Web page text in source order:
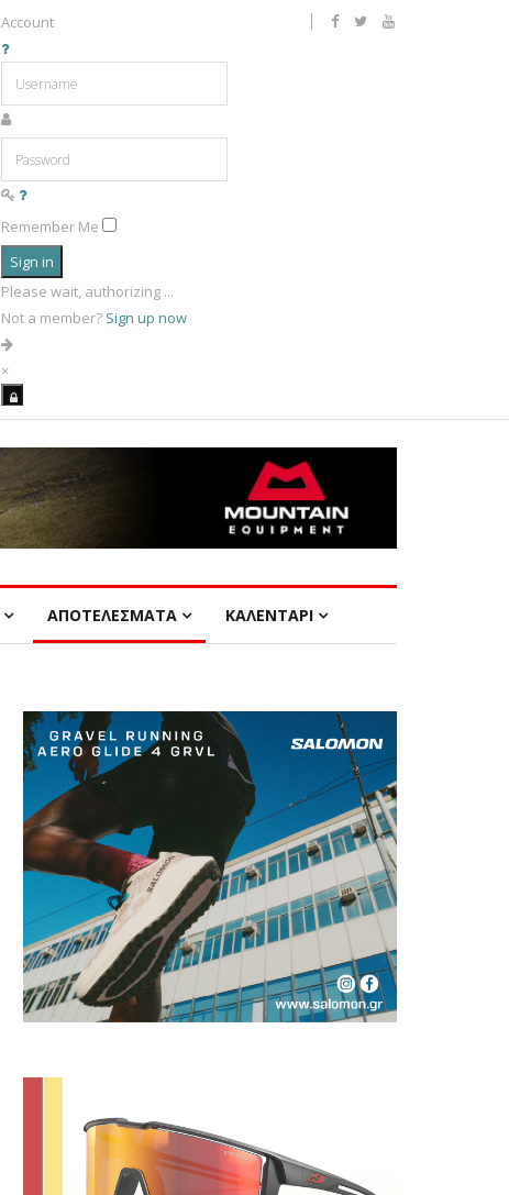
Account
Remember Me
Sign in
Please wait, authorizing ...
Not a member? Sign up now
×
ΑΠΟΤΕΛΕΣΜΑΤΑ ΚΑΛΕΝΤΑΡΙ